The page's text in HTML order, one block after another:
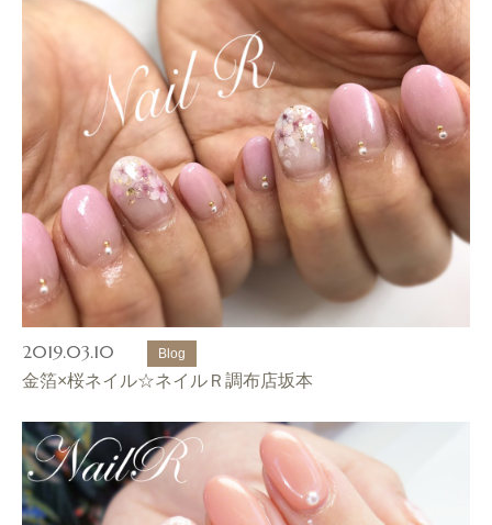
2019.03.10 Blog
金箔×桜ネイル☆ネイルＲ調布店坂本